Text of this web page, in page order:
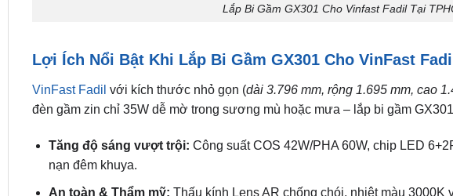
Lắp Bi Gầm GX301 Cho Vinfast Fadil Tại
Lợi Ích Nổi Bật Khi Lắp Bi Gầm GX301 Cho VinFast Fadil
VinFast Fadil với kích thước nhỏ gọn (dài 3.796 mm, rộng 1.695 mm, cao
đèn gầm zin chỉ 35W dễ mờ trong sương mù hoặc mưa – lắp bi gầm
Tăng độ sáng vượt trội: Công suất COS 42W/PHA 60W, chip LED
nạn đêm khuya.
An toàn & Thẩm mỹ: Thấu kính Lens AR chống chói, nhiệt màu 3000K